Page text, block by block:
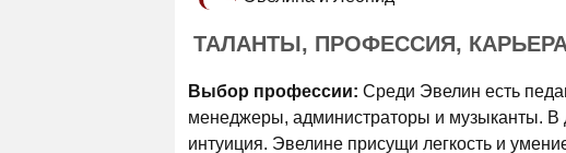
ТАЛАНТЫ, ПРОФЕССИЯ,
Выбор профессии: Среди Эвелин есть
менеджеры, администраторы и музыканты. В
интуиция. Эвелине присущи легкость и